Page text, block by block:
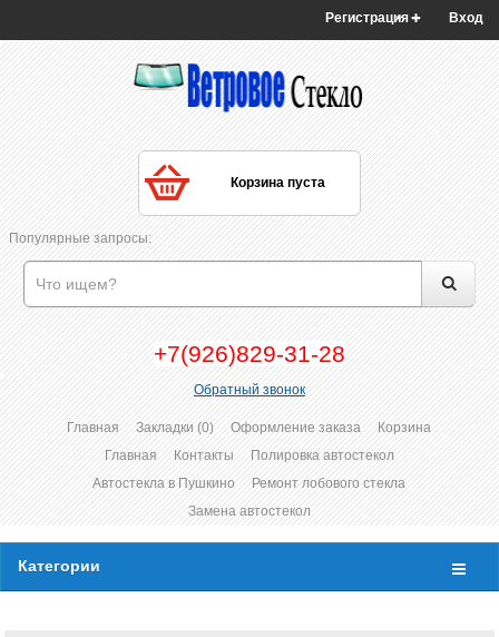
Вход
Регистрация
Корзина пуста
Популярные запросы:
+7(926)829-31-28
Обратный звонок
Главная Закладки (0) Оформление заказа
Корзина
Главная
Контакты
Полировка автостекол
Автостекла в Пушкино
Ремонт лобового стекла
Замена автостекол
Категории